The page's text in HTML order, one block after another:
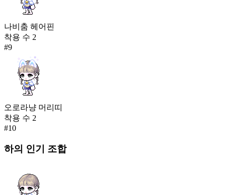
나비춤 헤어핀
착용 수 2
#9
오로라냥 머리띠
착용 수 2
#10
하의 인기 조합